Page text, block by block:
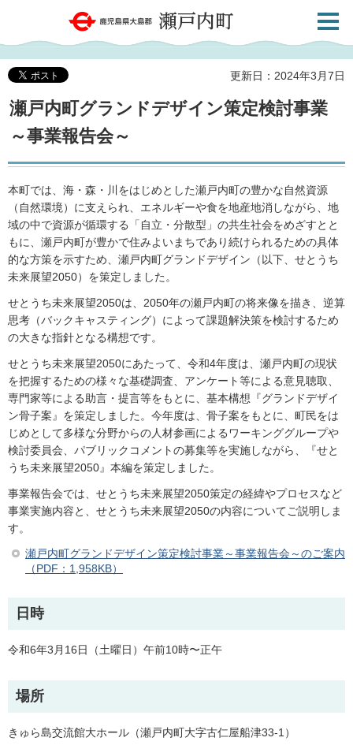
鹿児島県大島郡 瀬戸内町
共通メ
更新日：2024年3月7日
瀬戸内町グランドデザイン策定検討事業
～事業報告会～
本町では、海・森・川をはじめとした瀬戸内町の豊かな自然資源
（自然環境）に支えられ、エネルギーや食を地産地消しながら、地
域の中で資源が循環する「自立・分散型」の共生社会をめざすとと
もに、瀬戸内町が豊かで住みよいまちであり続けられるための具体
的な方策を示すため、瀬戸内町グランドデザイン（以下、せとうち
未来展望2050）を策定しました。
せとうち未来展望2050は、2050年の瀬戸内町の将来像を描き、逆算
思考（バックキャスティング）によって課題解決策を検討するため
の大きな指針となる構想です。
せとうち未来展望2050にあたって、令和4年度は、瀬戸内町の現状
を把握するための様々な基礎調査、アンケート等による意見聴取、
専門家等による助言・提言等をもとに、基本構想『グランドデザイ
ン骨子案』を策定しました。今年度は、骨子案をもとに、町民をは
じめとして多様な分野からの人材参画によるワーキンググループや
検討委員会、パブリックコメントの募集等を実施しながら、『せと
うち未来展望2050』本編を策定しました。
事業報告会では、せとうち未来展望2050策定の経緯やプロセスなど
事業実施内容と、せとうち未来展望2050の内容についてご説明しま
す。
瀬戸内町グランドデザイン策定検討事業～事業報告会～のご案内
（PDF：1,958KB）
日時
令和6年3月16日（土曜日）午前10時〜正午
場所
きゅら島交流館大ホール（瀬戸内町大字古仁屋船津33-1）